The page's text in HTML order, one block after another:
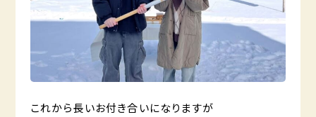
これから長いお付き合いになりますが